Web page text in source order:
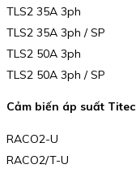
TLS2 35A 3ph
TLS2 35A 3ph / SP
TLS2 50A 3ph
TLS2 50A 3ph / SP
Cảm biến áp suất Titec
RACO2-U
RACO2/T-U